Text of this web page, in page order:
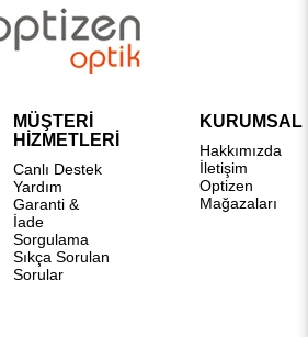
MÜŞTERİ
HİZMETLERİ
Canlı Destek
Yardım
Garanti &
İade
Sorgulama
Sıkça Sorulan
Sorular
KURUMSAL
Hakkımızda
İletişim
Optizen
Mağazaları